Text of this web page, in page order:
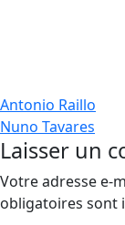
Navigation
de
l’article
Antonio Raillo
Nuno Tavares
Laisser un
Votre adresse e-
obligatoires sont